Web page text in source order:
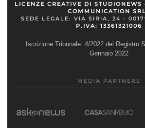
LICENZE CREATIVE DI
COMMUNICATION
SEDE LEGALE: VIA SIRIA, 24 -
P.IVA: 13361321006
Iscrizione Tribunale: 4/2022 del Registro
Gennaio 2022
MEDIA PARTNERS